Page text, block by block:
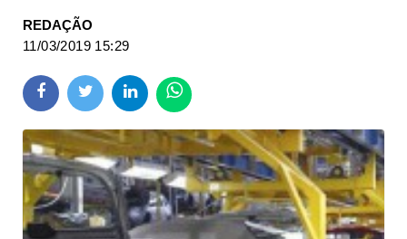
REDAÇÃO
11/03/2019 15:29